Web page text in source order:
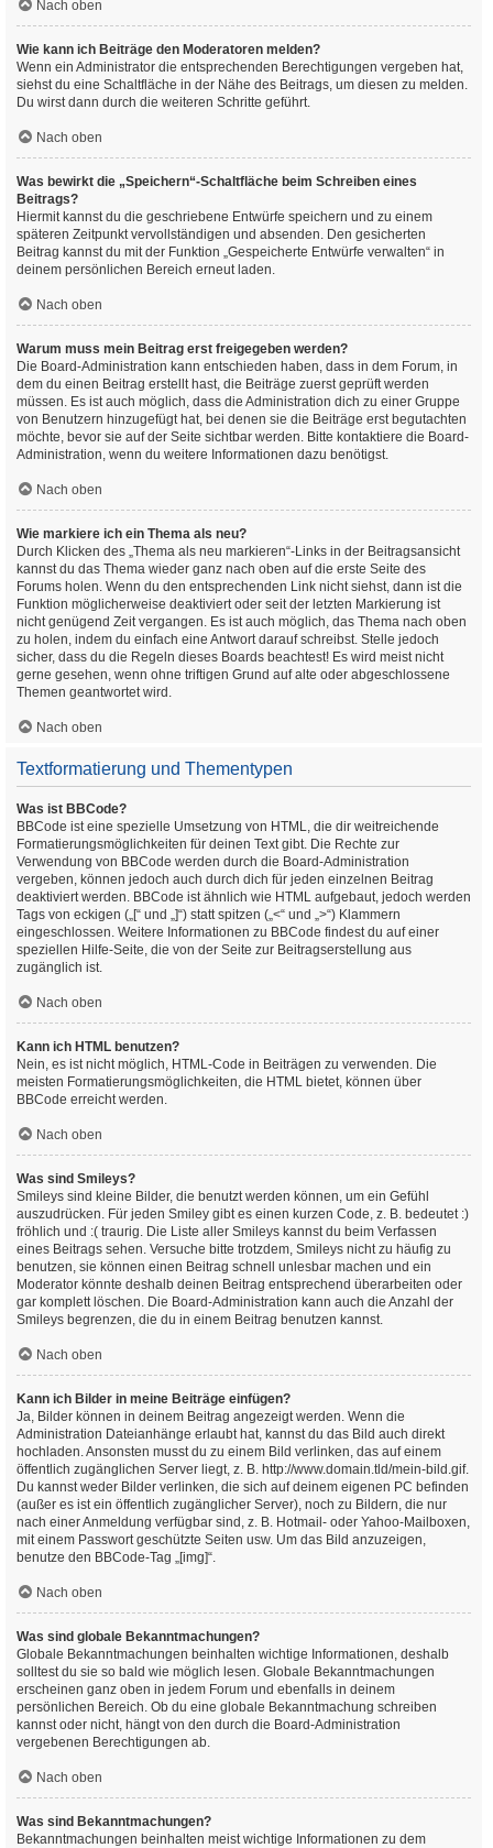
Nach oben
Wie kann ich Beiträge den Moderatoren melden?
Wenn ein Administrator die entsprechenden Berechtigungen vergeben hat,
siehst du eine Schaltfläche in der Nähe des Beitrags, um diesen zu melden.
Du wirst dann durch die weiteren Schritte geführt.
Nach oben
Was bewirkt die „Speichern“-Schaltfläche beim Schreiben eines
Beitrags?
Hiermit kannst du die geschriebene Entwürfe speichern und zu einem
späteren Zeitpunkt vervollständigen und absenden. Den gesicherten
Beitrag kannst du mit der Funktion „Gespeicherte Entwürfe verwalten“ in
deinem persönlichen Bereich erneut laden.
Nach oben
Warum muss mein Beitrag erst freigegeben werden?
Die Board-Administration kann entschieden haben, dass in dem Forum, in
dem du einen Beitrag erstellt hast, die Beiträge zuerst geprüft werden
müssen. Es ist auch möglich, dass die Administration dich zu einer Gruppe
von Benutzern hinzugefügt hat, bei denen sie die Beiträge erst begutachten
möchte, bevor sie auf der Seite sichtbar werden. Bitte kontaktiere die Board-
Administration, wenn du weitere Informationen dazu benötigst.
Nach oben
Wie markiere ich ein Thema als neu?
Durch Klicken des „Thema als neu markieren“-Links in der Beitragsansicht
kannst du das Thema wieder ganz nach oben auf die erste Seite des
Forums holen. Wenn du den entsprechenden Link nicht siehst, dann ist die
Funktion möglicherweise deaktiviert oder seit der letzten Markierung ist
nicht genügend Zeit vergangen. Es ist auch möglich, das Thema nach oben
zu holen, indem du einfach eine Antwort darauf schreibst. Stelle jedoch
sicher, dass du die Regeln dieses Boards beachtest! Es wird meist nicht
gerne gesehen, wenn ohne triftigen Grund auf alte oder abgeschlossene
Themen geantwortet wird.
Nach oben
Textformatierung und Thementypen
Was ist BBCode?
BBCode ist eine spezielle Umsetzung von HTML, die dir weitreichende
Formatierungsmöglichkeiten für deinen Text gibt. Die Rechte zur
Verwendung von BBCode werden durch die Board-Administration
vergeben, können jedoch auch durch dich für jeden einzelnen Beitrag
deaktiviert werden. BBCode ist ähnlich wie HTML aufgebaut, jedoch werden
Tags von eckigen („[“ und „]“) statt spitzen („<“ und „>“) Klammern
eingeschlossen. Weitere Informationen zu BBCode findest du auf einer
speziellen Hilfe-Seite, die von der Seite zur Beitragserstellung aus
zugänglich ist.
Nach oben
Kann ich HTML benutzen?
Nein, es ist nicht möglich, HTML-Code in Beiträgen zu verwenden. Die
meisten Formatierungsmöglichkeiten, die HTML bietet, können über
BBCode erreicht werden.
Nach oben
Was sind Smileys?
Smileys sind kleine Bilder, die benutzt werden können, um ein Gefühl
auszudrücken. Für jeden Smiley gibt es einen kurzen Code, z. B. bedeutet :)
fröhlich und :( traurig. Die Liste aller Smileys kannst du beim Verfassen
eines Beitrags sehen. Versuche bitte trotzdem, Smileys nicht zu häufig zu
benutzen, sie können einen Beitrag schnell unlesbar machen und ein
Moderator könnte deshalb deinen Beitrag entsprechend überarbeiten oder
gar komplett löschen. Die Board-Administration kann auch die Anzahl der
Smileys begrenzen, die du in einem Beitrag benutzen kannst.
Nach oben
Kann ich Bilder in meine Beiträge einfügen?
Ja, Bilder können in deinem Beitrag angezeigt werden. Wenn die
Administration Dateianhänge erlaubt hat, kannst du das Bild auch direkt
hochladen. Ansonsten musst du zu einem Bild verlinken, das auf einem
öffentlich zugänglichen Server liegt, z. B. http://www.domain.tld/mein-bild.gif.
Du kannst weder Bilder verlinken, die sich auf deinem eigenen PC befinden
(außer es ist ein öffentlich zugänglicher Server), noch zu Bildern, die nur
nach einer Anmeldung verfügbar sind, z. B. Hotmail- oder Yahoo-Mailboxen,
mit einem Passwort geschützte Seiten usw. Um das Bild anzuzeigen,
benutze den BBCode-Tag „[img]“.
Nach oben
Was sind globale Bekanntmachungen?
Globale Bekanntmachungen beinhalten wichtige Informationen, deshalb
solltest du sie so bald wie möglich lesen. Globale Bekanntmachungen
erscheinen ganz oben in jedem Forum und ebenfalls in deinem
persönlichen Bereich. Ob du eine globale Bekanntmachung schreiben
kannst oder nicht, hängt von den durch die Board-Administration
vergebenen Berechtigungen ab.
Nach oben
Was sind Bekanntmachungen?
Bekanntmachungen beinhalten meist wichtige Informationen zu dem